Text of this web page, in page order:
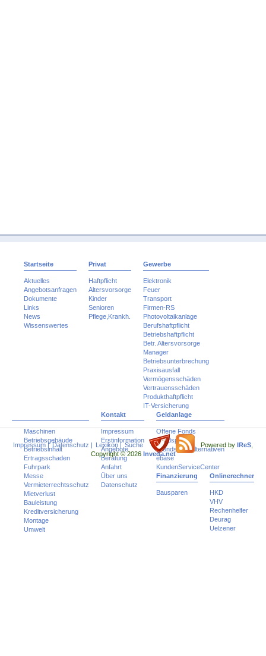
Startseite
Aktuelles
Angebotsanfragen
Dokumente
Links
News
Wissenswertes
Privat
Haftpflicht
Altersvorsorge
Kinder
Senioren
Pflege,Krankh.
Gewerbe
Elektronik
Feuer
Transport
Firmen-RS
Photovoltaikanlage
Berufshaftpflicht
Betriebshaftpflicht
Betr. Altersvorsorge
Manager
Betriebsunterbrechung
Praxisausfall
Vermögensschäden
Vertrauensschäden
Produkthaftpflicht
IT-Versicherung
Maschinen
Betriebsgebäude
Betriebsinhalt
Ertragsschaden
Fuhrpark
Messe
Vermieterrechtsschutz
Mietverlust
Bauleistung
Kreditversicherung
Montage
Umwelt
Kontakt
Impressum
Erstinformation
Angebote
Beratung
Anfahrt
Über uns
Datenschutz
Geldanlage
Offene Fonds
Fondspolicen
Trends und Alternativen
ebase
KundenServiceCenter
Finanzierung
Bausparen
Onlinerechner
HKD
VHV
Rechenhelfer
Deurag
Uelzener
Impressum| Datenschutz | Lexikon| Suche Powered by IReS
Copyright © 2026 Inveda.net